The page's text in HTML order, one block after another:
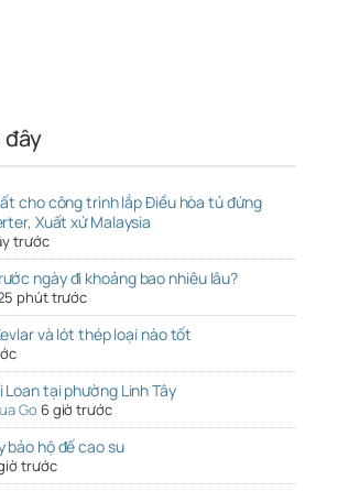
đây
cho công trình lắp Điều hòa tủ đứng
Xuất xứ Malaysia
trước
ngày đi khoảng bao nhiêu lâu?
phút trước
và lót thép loại nào tốt
tại phường Linh Tây
Go 6 giờ trước
bảo hộ đế cao su
trước